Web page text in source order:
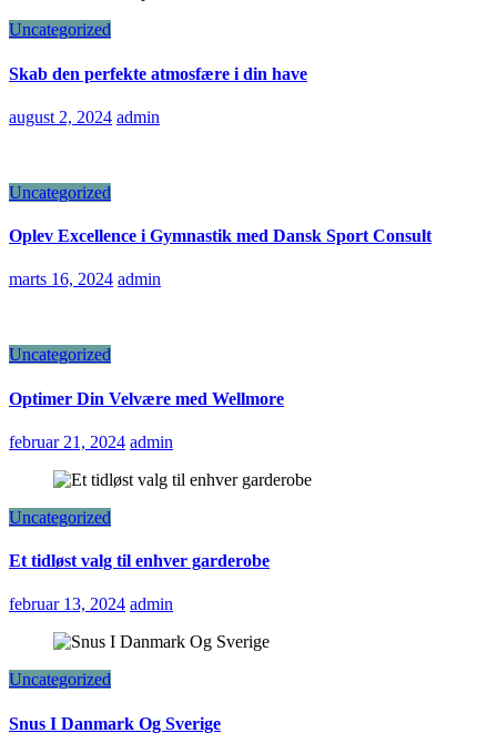
Uncategorized
Skab den perfekte atmosfære i din have
august 2, 2024 admin
Uncategorized
Oplev Excellence i Gymnastik med Dansk Sport Consult
marts 16, 2024 admin
Uncategorized
Optimer Din Velvære med Wellmore
februar 21, 2024 admin
Uncategorized
Et tidløst valg til enhver garderobe
februar 13, 2024 admin
Uncategorized
Snus I Danmark Og Sverige